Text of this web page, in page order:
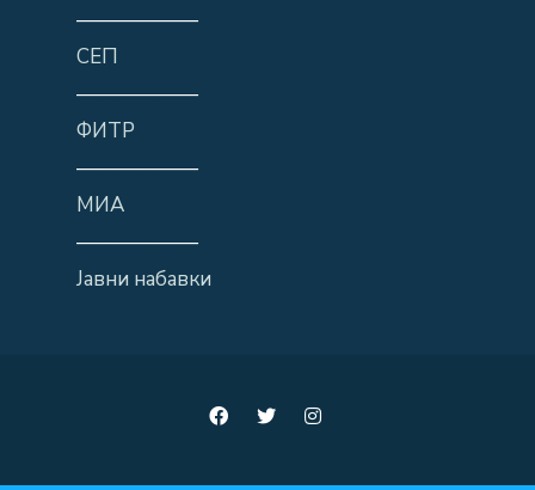
——————
СЕП
——————
ФИТР
——————
МИА
——————
Јавни набавки